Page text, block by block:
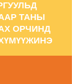
ТАНЫ
ОРЧИНД